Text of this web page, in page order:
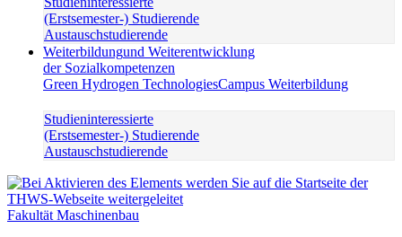
(Erstsemester-) Studierende
Austauschstudierende
Weiterbildungund Weiterentwicklung
der Sozialkompetenzen
Green Hydrogen TechnologiesCampus Weiterbildung
Studieninteressierte
(Erstsemester-) Studierende
Austauschstudierende
Fakultät Maschinenbau